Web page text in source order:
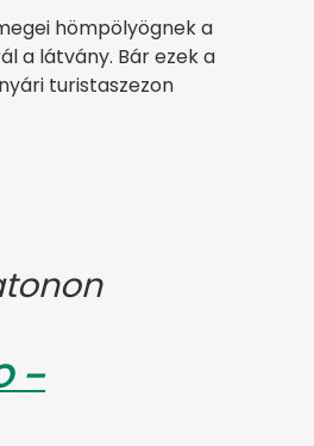
hömpölyögnek a
a látvány. Bár ezek a
turistaszezon
–